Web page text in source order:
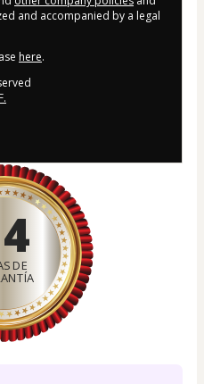
and accompanied by a legal
here.
DE